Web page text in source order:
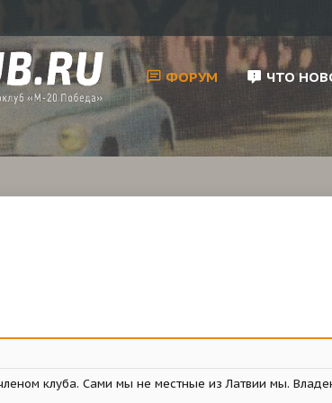
ФОРУМ ЧТО
членом клуба. Сами мы не местные из Латвии мы.